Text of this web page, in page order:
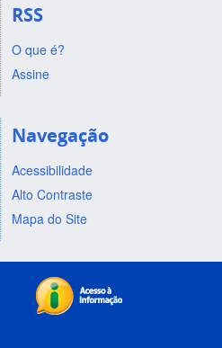
RSS
O que é?
Assine
Navegação
Acessibilidade
Alto Contraste
Mapa do Site